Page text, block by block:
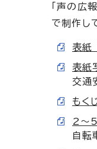
「声の広
で制作し
表紙
表紙
交通
もく
2～
自転